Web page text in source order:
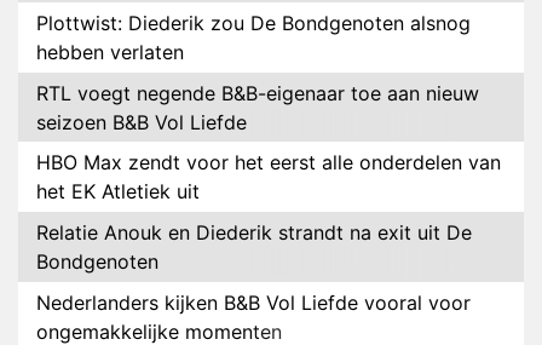
Plottwist: Diederik zou De Bondgenoten alsnog
hebben verlaten
RTL voegt negende B&B-eigenaar toe aan nieuw
seizoen B&B Vol Liefde
HBO Max zendt voor het eerst alle onderdelen van
het EK Atletiek uit
Relatie Anouk en Diederik strandt na exit uit De
Bondgenoten
Nederlanders kijken B&B Vol Liefde vooral voor
ongemakkelijke momenten